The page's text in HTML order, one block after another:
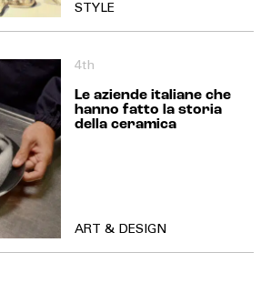
STYLE
4th
Le aziende italiane che
hanno fatto la storia
della ceramica
ART & DESIGN